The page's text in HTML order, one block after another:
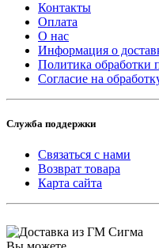
Контакты
Оплата
О нас
Информация о
Политика обработки
Согласие на
Служба поддержки
Связаться с нами
Возврат товара
Карта сайта